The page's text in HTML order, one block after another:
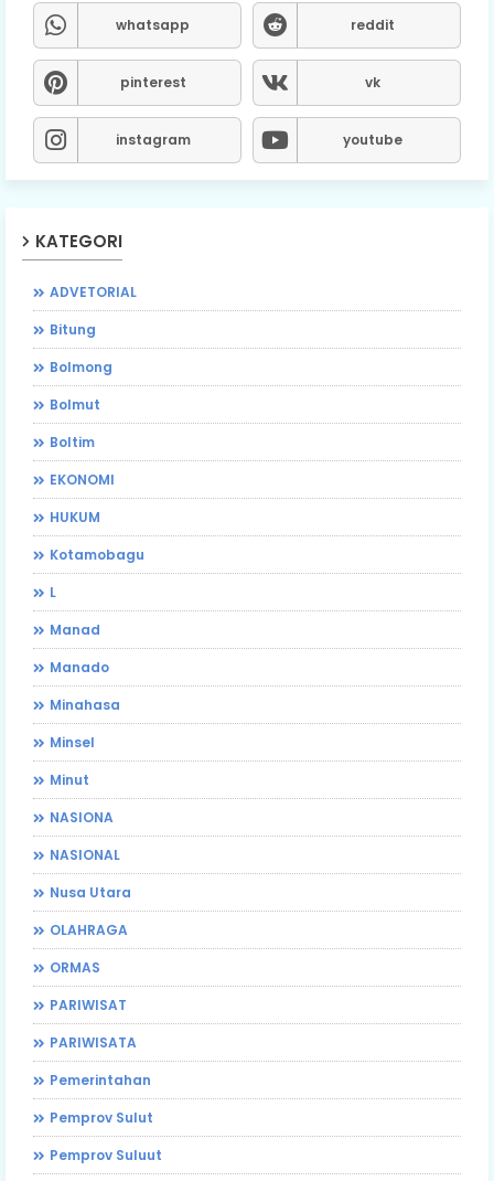
whatsapp reddit
pinterest vk
instagram youtube
KATEGORI
ADVETORIAL
Bitung
Bolmong
Bolmut
Boltim
EKONOMI
HUKUM
Kotamobagu
L
Manad
Manado
Minahasa
Minsel
Minut
NASIONA
NASIONAL
Nusa Utara
OLAHRAGA
ORMAS
PARIWISAT
PARIWISATA
Pemerintahan
Pemprov Sulut
Pemprov Suluut